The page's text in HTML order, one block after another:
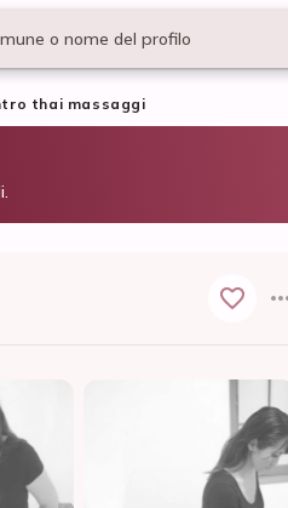
o nome del profilo
thai massaggi